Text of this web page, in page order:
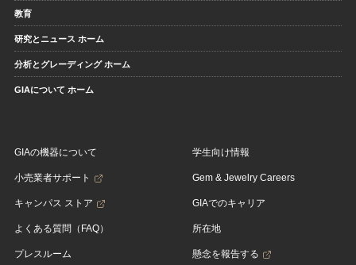
教育
研究とニュース ホーム
分析とグレーディング ホーム
GIAについて ホーム
GIAの機器について
小売業者サポート
キャンパス ストア
よくある質問（FAQ）
プレスルーム
学生向け情報
Gem & Jewelry Careers
GIAでのキャリア
所在地
懸念を報告する